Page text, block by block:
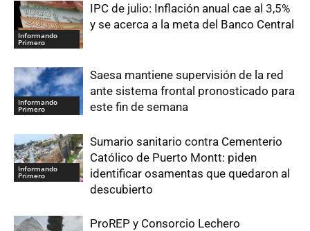
Informando
Primero
IPC de julio: Inflación anual cae al 3,5%
y se acerca a la meta del Banco Central
Informando
Primero
Saesa mantiene supervisión de la red
ante sistema frontal pronosticado para
este fin de semana
Informando
Primero
Sumario sanitario contra Cementerio
Católico de Puerto Montt: piden
identificar osamentas que quedaron al
descubierto
ProREP y Consorcio Lechero